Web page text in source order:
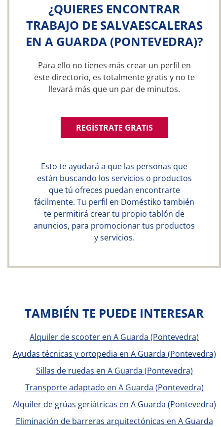
¿QUIERES ENCONTRAR
TRABAJO DE SALVAESCALERAS
EN A GUARDA (PONTEVEDRA)?
Para ello no tienes más crear un perfil en
este directorio, es totalmente gratis y no te
llevará más que un par de minutos.
REGÍSTRATE GRATIS
Esto te ayudará a que las personas que
están buscando los servicios o productos
que tú ofreces puedan encontrarte
fácilmente. Tu perfil en Doméstiko también
te permitirá crear tu propio tablón de
anuncios, para promocionar tus productos
y servicios.
TAMBIÉN TE PUEDE INTERESAR
Alquiler de scooter en A Guarda (Pontevedra)
Ayudas técnicas y ortopedia en A Guarda (Pontevedra)
Sillas de ruedas en A Guarda (Pontevedra)
Transporte adaptado en A Guarda (Pontevedra)
Alquiler de grúas geriátricas en A Guarda (Pontevedra)
Eliminación de barreras arquitectónicas en A Guarda